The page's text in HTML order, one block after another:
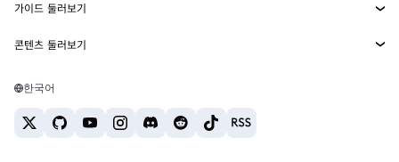
Snaps
웹3 서비스
보안
고객 지원
채용
솔라나 가격
테더 가격
ETH를 USD로 환전
USDT를 INR로 환전
BTC를 INR로 환전
ETH를 USDT로 환전
가이드 둘러보기
ETH 매수
USDT 매수
콘텐츠 둘러보기
솔라나 지갑
한국어